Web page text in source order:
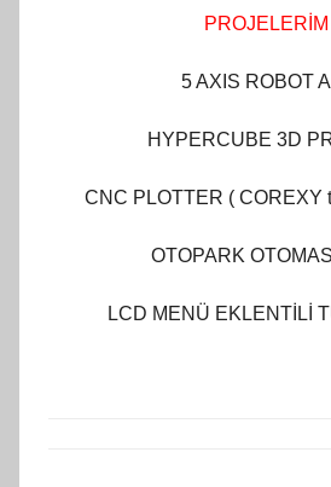
PROJELERİM
5 AXIS ROBOT
HYPERCUBE 3D
CNC PLOTTER ( COREXY
OTOPARK
LCD MENÜ EKLENTİLİ